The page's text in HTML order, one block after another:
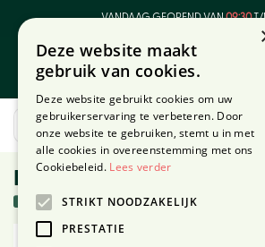
VANDAAG GEOPEND VAN09:30T/
3 stuks in voorraad
Deze website maakt
gebruik van cookies.
Deze website gebruikt cookies om uw
gebruikerservaring te verbeteren. Door
onze website te gebruiken, stemt u in met
alle cookies in overeenstemming met ons
Cookiebeleid. Lees verder
STRIKT NOODZAKELIJK
PRESTATIE